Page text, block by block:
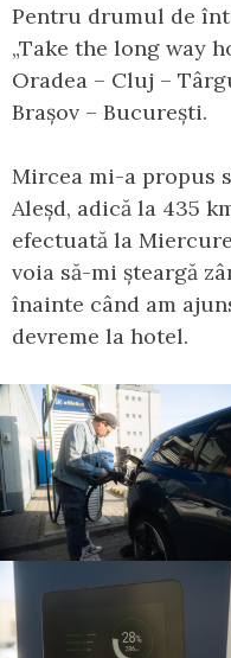
Pentru drumul de
„Take the long way
Oradea – Cluj –
Brașov – București.
Mircea mi-a propus
Aleșd, adică la 435
efectuată la
voia să-mi șteargă
înainte când am
devreme la hotel.